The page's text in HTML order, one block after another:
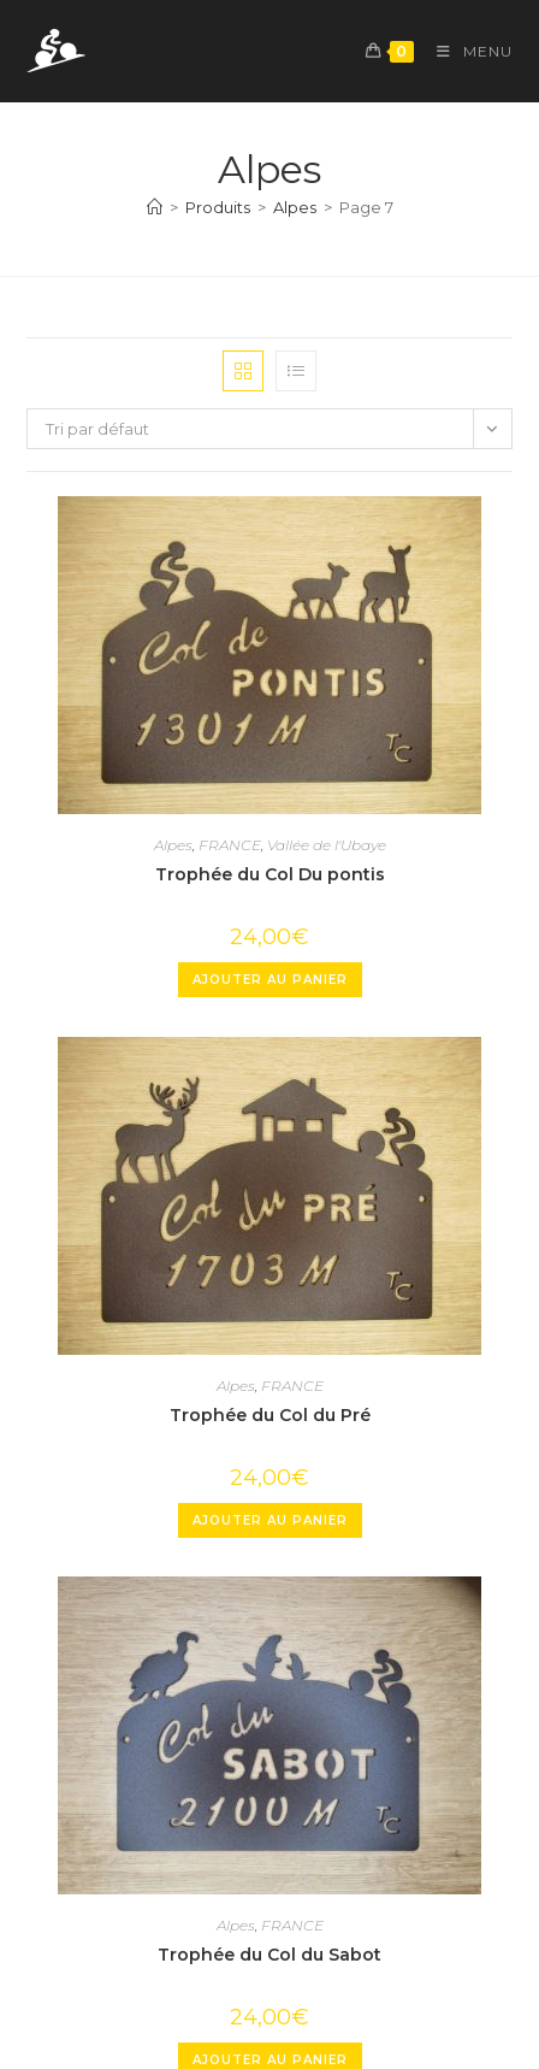
content
0 MENU
Alpes
> Produits > Alpes > Page 7
Tri par défaut
Alpes, FRANCE, Vallée de l'Ubaye
Trophée du Col Du pontis
24,00€
AJOUTER AU PANIER
Alpes FRANCE
Trophée du Col du Pré
24,00€
AJOUTER AU PANIER
Alpes, FRANCE
Trophée du Col du Sabot
24,00€
AJOUTER AU PANIER